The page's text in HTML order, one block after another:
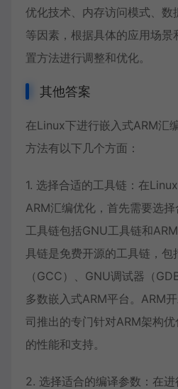
优化技术、内存访问模式、数
等因素，根据具体的应用场
置方法进行调整和优化。
其他答案
在Linux下进行嵌入式ARM汇
方法有以下几个方面：
1. 选择合适的工具链：在
ARM汇编优化，首先需要选
工具链包括GNU工具链和
具链是免费开源的工具链，包
（GCC）、GNU调试器（
多数嵌入式ARM平台。ARM
司推出的专门针对ARM架构
的性能和支持。
2. 选择适合的编译参数：在